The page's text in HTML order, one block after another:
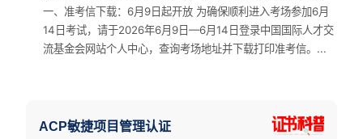
一、准考信下载：6月9日起开放 为确保顺利进入考场参加6月
14日考试，请于2026年6月9日—6月14日登录中国国际人才交
流基金会网站个人中心，查询考场地址并下载打印准考信。...
ACP敏捷项目管理认证